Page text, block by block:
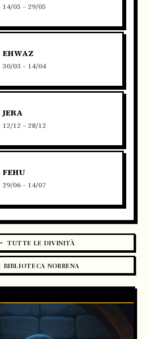
14/05 – 29/05
EHWAZ
30/03 – 14/04
JERA
12/12 – 28/12
FEHU
29/06 – 14/07
TUTTE LE DIVINITÀ
BIBLIOTECA NORRENA